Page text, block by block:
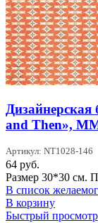
and Then»,
Артикул: NT1028-146
64 руб.
Размер 30*30 см.
В список
В корзину
Быстрый просмотр